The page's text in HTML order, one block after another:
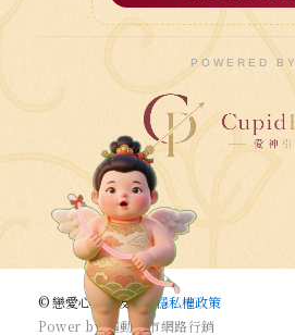
POWERED BY
© 戀愛心悅婚友社 |穩私權政策
Power by 驅動城市網路行銷